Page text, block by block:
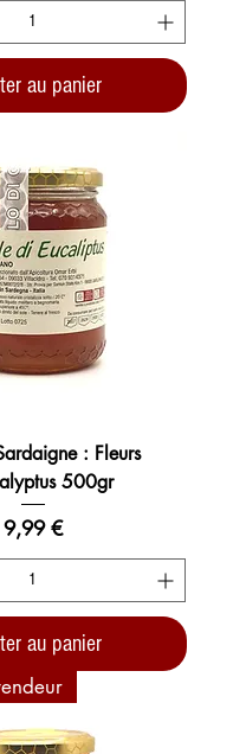
au panier
: Fleurs
500gr
Prix
9,99 €
au panier